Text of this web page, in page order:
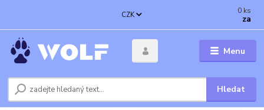
Menu
CZK
Hledat
0 ks
za